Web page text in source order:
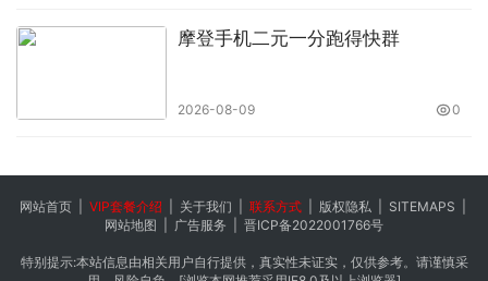
摩登手机二元一分跑得快群
2026-08-09 0
网站首页| VIP套餐介绍 关于我们 联系方式| 版权隐私| SITEMAPS
网站地图
广告服务 晋ICP备2022001766号
特别提示:本站信息由相关用户自行提供，真实性未证实，仅供参考。请谨慎采